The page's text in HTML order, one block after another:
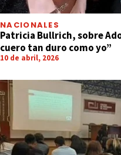
NACIONALES
Patricia Bullrich, sobre
cuero tan duro como yo”
10 de abril, 2026